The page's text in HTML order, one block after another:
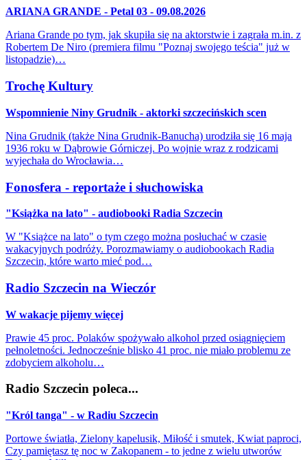
ARIANA GRANDE - Petal 03 - 09.08.2026
Ariana Grande po tym, jak skupiła się na aktorstwie i zagrała m.in. z
Robertem De Niro (premiera filmu "Poznaj swojego teścia" już w
listopadzie)…
Trochę Kultury
Wspomnienie Niny Grudnik - aktorki szczecińskich scen
Nina Grudnik (także Nina Grudnik-Banucha) urodziła się 16 maja
1936 roku w Dąbrowie Górniczej. Po wojnie wraz z rodzicami
wyjechała do Wrocławia…
Fonosfera - reportaże i słuchowiska
"Książka na lato" - audiobooki Radia Szczecin
W "Książce na lato" o tym czego można posłuchać w czasie
wakacyjnych podróży. Porozmawiamy o audiobookach Radia
Szczecin, które warto mieć pod…
Radio Szczecin na Wieczór
W wakacje pijemy więcej
Prawie 45 proc. Polaków spożywało alkohol przed osiągnięciem
pełnoletności. Jednocześnie blisko 41 proc. nie miało problemu ze
zdobyciem alkoholu…
Radio Szczecin poleca...
"Król tanga" - w Radiu Szczecin
Portowe światła, Zielony kapelusik, Miłość i smutek, Kwiat paproci,
Czy pamiętasz tę noc w Zakopanem - to jedne z wielu utworów